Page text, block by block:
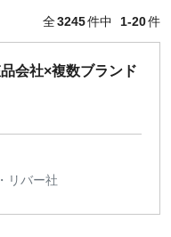
全3245件中 1-20件
会社×複数ブランド
リバー社